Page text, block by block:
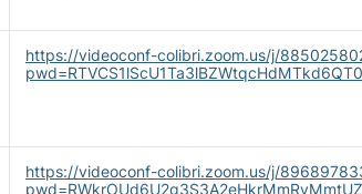
https://videoconf-colibri.zoom.us/j/
https://videoconf-colibri.zoom.us/j/